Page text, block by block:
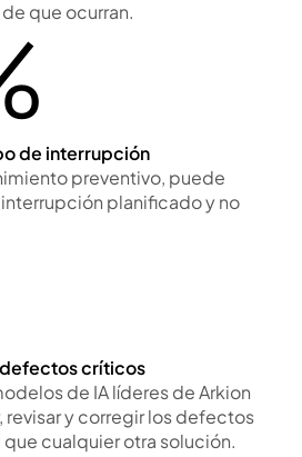
que ocurran.
de interrupción
preventivo, puede
planificado y no
críticos
de IA líderes de Arkion
revisar y corregir los defectos
cualquier otra solución.